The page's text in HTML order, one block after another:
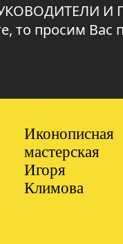
И
то просим
Иконописная
мастерская
Игоря
Климова